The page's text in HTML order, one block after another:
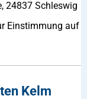
24837 Schleswig
Einstimmung auf
Kelm